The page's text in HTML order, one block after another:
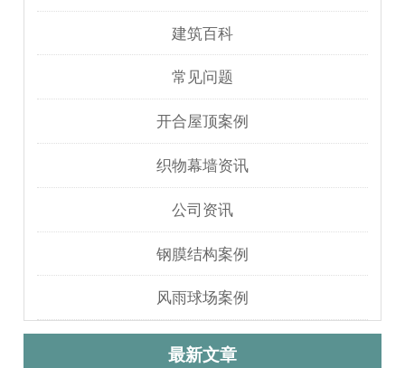
建筑百科
常见问题
开合屋顶案例
织物幕墙资讯
公司资讯
钢膜结构案例
风雨球场案例
最新文章